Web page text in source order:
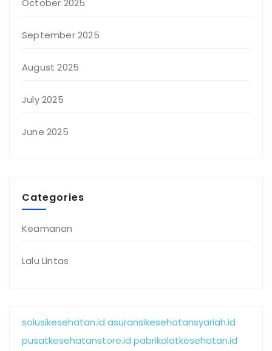
September 2025
August 2025
July 2025
June 2025
Categories
Keamanan
Lalu Lintas
solusikesehatan.id asuransikesehatansyariah.id
pusatkesehatanstore.id pabrikalatkesehatan.id